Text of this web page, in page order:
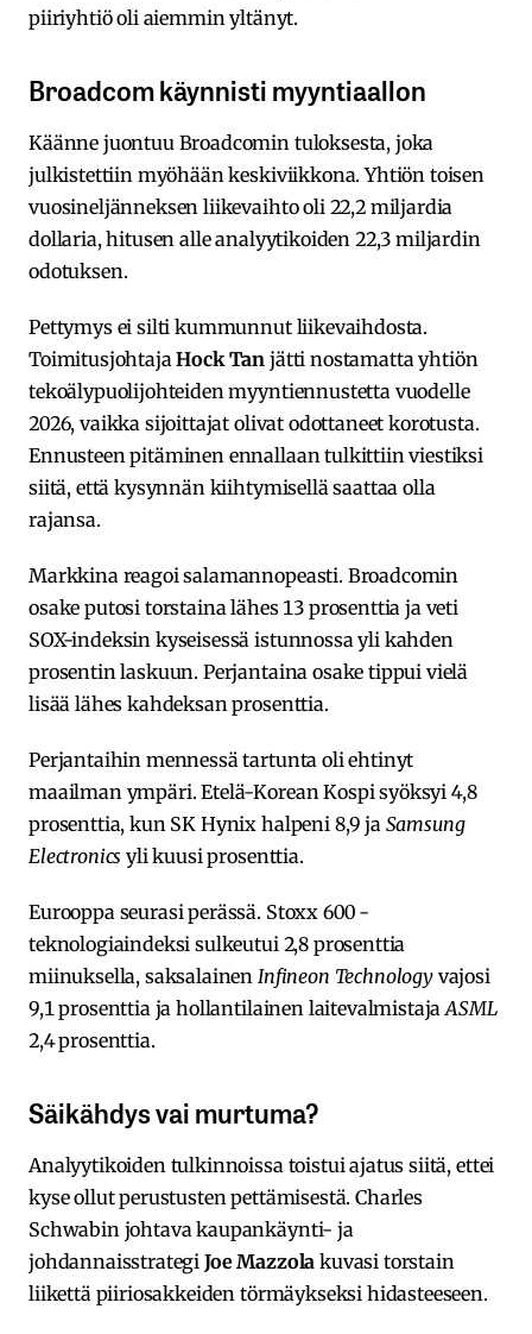
piiriyhtiö oli aiemmin yltänyt.
Broadcom käynnisti myyntiaallon
Käänne juontuu Broadcomin tuloksesta, joka
julkistettiin myöhään keskiviikkona. Yhtiön toisen
vuosineljänneksen liikevaihto oli 22,2 miljardia
dollaria, hitusen alle analyytikoiden 22,3 miljardin
odotuksen.
Pettymys ei silti kummunnut liikevaihdosta.
ToimitusjohtajaHock Tan jätti nostamatta yhtiön
tekoälypuolijohteiden myyntiennustetta vuodelle
2026, vaikka sijoittajat olivat odottaneet korotusta.
Ennusteen pitäminen ennallaan tulkittiin viestiksi
siitä, että kysynnän kiihtymisellä saattaa olla
rajansa.
Markkina reagoi salamannopeasti. Broadcomin
osake putosi torstaina lähes 13 prosenttia ja veti
SOX-indeksin kyseisessä istunnossa yli kahden
prosentin laskuun. Perjantaina osake tippui vielä
lisää lähes kahdeksan prosenttia.
Perjantaihin mennessä tartunta oli ehtinyt
maailman ympäri. Etelä-Korean Kospi syöksyi 4,8
prosenttia, kun SK Hynix halpeni 8,9 ja Samsung
Electronics yli kuusi prosenttia.
Eurooppa seurasi perässä. Stoxx 600 -
teknologiaindeksi sulkeutui 2,8 prosenttia
miinuksella, saksalainen Infineon Technologyvajosi
9,1 prosenttia ja hollantilainen laitevalmistajaASML
2,4 prosenttia.
Säikähdys vai murtuma?
Analyytikoiden tulkinnoissa toistui ajatus siitä, ettei
kyse ollut perustusten pettämisestä. Charles
Schwabin johtava kaupankäynti- ja
johdannaisstrategi Joe Mazzola kuvasi torstain
liikettä piiriosakkeiden törmäykseksi hidasteeseen.